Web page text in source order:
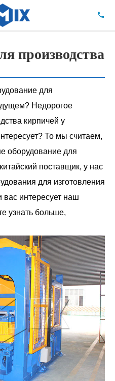
производства
для
Недорогое
кирпичей у
То мы считаем,
оборудование для
поставщик, у нас
для изготовления
интересует наш
узнать больше,